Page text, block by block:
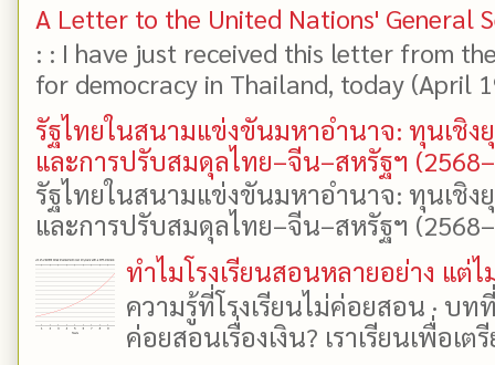
A Letter to the United Nations' General
: : I have just received this letter from
for democracy in Thailand, today (April
รัฐไทยในสนามแข่งขันมหาอำนาจ: ทุนเชิง
และการปรับสมดุลไทย–จีน–สหรัฐฯ
รัฐไทยในสนามแข่งขันมหาอำนาจ: ทุนเชิง
และการปรับสมดุลไทย–จีน–สหรัฐฯ
ทำไมโรงเรียนสอนหลายอย่าง แต่ไ
ความรู้ที่โรงเรียนไม่ค่อยสอน · บ
ค่อยสอนเรื่องเงิน? เราเรียนเพื่อเต